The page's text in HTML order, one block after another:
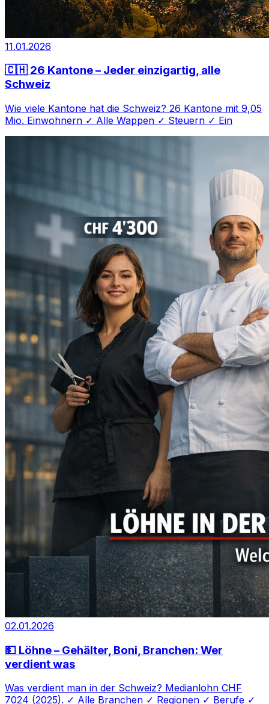
11.01.2026
🇨🇭 26 Kantone – Jeder einzigartig, alle
Schweiz
Wie viele Kantone hat die Schweiz? 26 Kantone mit 9,05
Mio. Einwohnern ✓ Alle Wappen ✓ Steuern ✓ Ein
02.01.2026
💵 Löhne – Gehälter, Boni, Branchen: Wer
verdient was
Was verdient man in der Schweiz? Medianlohn CHF
7024 (2025). ✓ Alle Branchen ✓ Regionen ✓ Berufe ✓